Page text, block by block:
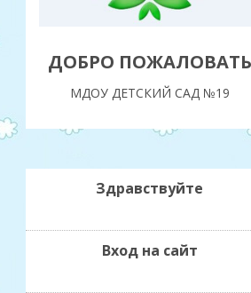
ДОБРО ПОЖАЛОВАТЬ
МДОУ ДЕТСКИЙ САД №19
Здравствуйте
Вход на сайт